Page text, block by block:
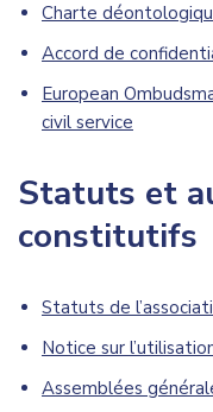
Charte
Accord de
European
civil service
Statuts et
constitutifs
Statuts de
Notice sur
Assemblées